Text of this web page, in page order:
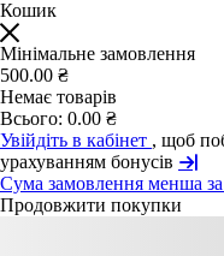
Кошик
Мінімальне замовлення
500.00 ₴
Немає товарів
Всього: 0.00 ₴
Увійдіть в кабінет , щоб
урахуванням бонусів
Сума замовлення менша за
Продовжити покупки